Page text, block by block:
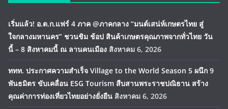
เริ่มแล้ว! อ.ต.ก.แฟร์ 4 ภาค @ภาคกลาง “มนต์เสน่ห์เกษตรไทย สู่
ใจกลางมหานคร” ชวนชิม ช้อป สินค้าเกษตรคุณภาพจากทั่วไทย วัน
นี้ – 8 สิงหาคมนี้ ณ ลานคนเมือง สิงหาคม 6, 2026
ททท. ประกาศความสำเร็จ Village to the World Season 5 ผนึก 9
พันธมิตร ขับเคลื่อน ESG Tourism สืบสานพระราชปณิธาน สร้าง
คุณค่าการท่องเที่ยวไทยอย่างยั่งยืน สิงหาคม 6, 2026